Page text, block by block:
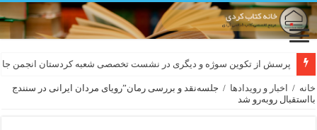
پرسش از تکوین سوژه و دیگری در نشست تخصصی شعبه کردستان انجمن
لەسەر کێشی ڕوباعی و به نەغمەی قەڵەمی «ئالی»
خانه / اخبار و رویدادها / جلسەنقد و بررسی رمان”رویای مردان ایرانی در سنندج
بااستقبال روبەرو شد